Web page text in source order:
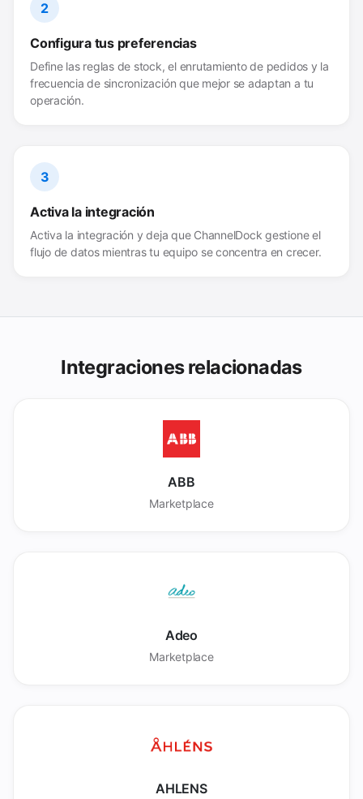
2
Configura tus preferencias
Define las reglas de stock, el enrutamiento de pedidos y la
frecuencia de sincronización que mejor se adaptan a tu
operación.
3
Activa la integración
Activa la integración y deja que ChannelDock gestione el
flujo de datos mientras tu equipo se concentra en crecer.
Integraciones relacionadas
ABB
Marketplace
Adeo
Marketplace
AHLENS